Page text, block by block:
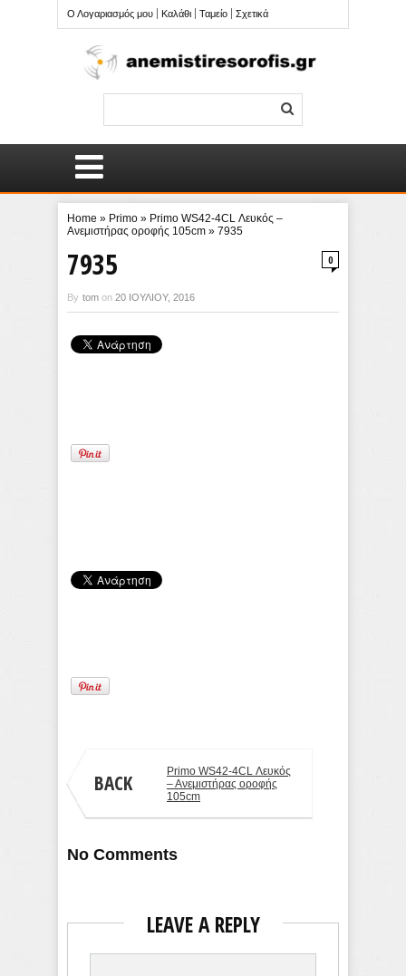
Ο Λογαριασμός μου Καλάθι Ταμείο Σχετικά
Home » Primo » Primo WS42-4CL Λευκός –
Ανεμιστήρας οροφής 105cm » 7935
0
7935
By tom on 20 ΙΟΥΛΊΟΥ, 2016
BACK
Primo WS42-4CL Λευκός
– Ανεμιστήρας οροφής
105cm
No Comments
LEAVE A REPLY